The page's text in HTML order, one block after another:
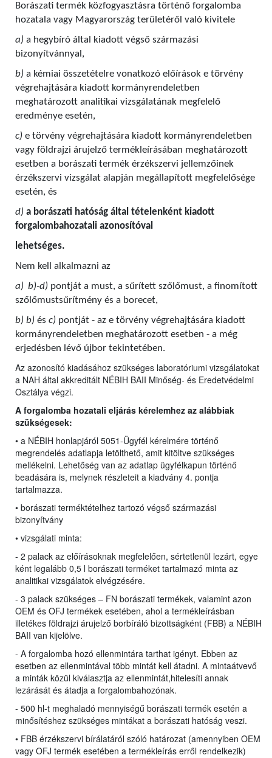
Borászati termék közfogyasztásra történő forgalomba
hozatala vagy Magyarország területéről való kivitele
a) a hegybíró által kiadott végső származási
bizonyítvánnyal,
b) a kémiai összetételre vonatkozó előírások e törvény
végrehajtására kiadott kormányrendeletben
meghatározott analitikai vizsgálatának megfelelő
eredménye esetén,
c) e törvény végrehajtására kiadott kormányrendeletben
vagy földrajzi árujelző termékleírásában meghatározott
esetben a borászati termék érzékszervi jellemzőinek
érzékszervi vizsgálat alapján megállapított megfelelősége
esetén, és
d) a borászati hatóság által tételenként kiadott
forgalombahozatali azonosítóval
lehetséges.
Nem kell alkalmazni az
a) b)-d) pontját a must, a sűrített szőlőmust, a finomított
szőlőmustsűrítmény és a borecet,
b) b) és c) pontját - az e törvény végrehajtására kiadott
kormányrendeletben meghatározott esetben - a még
erjedésben lévő újbor tekintetében.
Az azonosító kiadásához szükséges laboratóriumi vizsgálatokat
a NAH által akkreditált NÉBIH BAII Minőség- és Eredetvédelmi
Osztálya végzi.
A forgalomba hozatali eljárás kérelemhez az alábbiak
szükségesek:
• a NÉBIH honlapjáról 5051-Ügyfél kérelmére történő
megrendelés adatlapja letölthető, amit kitöltve szükséges
mellékelni. Lehetőség van az adatlap ügyfélkapun történő
beadására is, melynek részleteit a kiadvány 4. pontja
tartalmazza.
• borászati terméktételhez tartozó végső származási
bizonyítvány
• vizsgálati minta:
- 2 palack az előírásoknak megfelelően, sértetlenül lezárt, egye
ként legalább 0,5 l borászati terméket tartalmazó minta az
analitikai vizsgálatok elvégzésére.
- 3 palack szükséges – FN borászati termékek, valamint azon
OEM és OFJ termékek esetében, ahol a termékleírásban
illetékes földrajzi árujelző borbíráló bizottságként (FBB) a NÉBIH
BAII van kijelölve.
- A forgalomba hozó ellenmintára tarthat igényt. Ebben az
esetben az ellenmintával több mintát kell átadni. A mintaátvevő
a minták közül kiválasztja az ellenmintát,hitelesíti annak
lezárását és átadja a forgalombahozónak.
- 500 hl-t meghaladó mennyiségű borászati termék esetén a
minősítéshez szükséges mintákat a borászati hatóság veszi.
• FBB érzékszervi bírálatáról szóló határozat (amennyiben OEM
vagy OFJ termék esetében a termékleírás erről rendelkezik)